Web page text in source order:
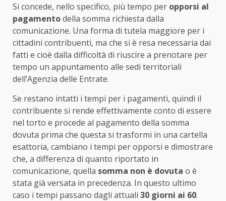
Si concede, nello specifico, più tempo per opporsi al
pagamentodella somma richiesta dalla
comunicazione. Una forma di tutela maggiore per i
cittadini contribuenti, ma che si è resa necessaria dai
fatti e cioè dalla difficoltà di riuscire a prenotare per
tempo un appuntamento alle sedi territoriali
dell’Agenzia delle Entrate.
Se restano intatti i tempi per i pagamenti, quindi il
contribuente si rende effettivamente conto di essere
nel torto e procede al pagamento della somma
dovuta prima che questa si trasformi in una cartella
esattoria, cambiano i tempi per opporsi e dimostrare
che, a differenza di quanto riportato in
comunicazione, quella somma non è dovuta o è
stata già versata in precedenza. In questo ultimo
caso i tempi passano dagli attuali 30 giorni ai 60.